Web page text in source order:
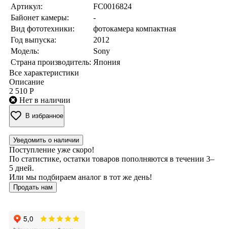
Артикул:
FC0016824
Байонет камеры:
-
Вид фототехники:
фотокамера компактная
Год выпуска:
2012
Модель:
Sony
Страна производитель: Япония
Все характеристики
Описание
2 510 Р
Нет в наличии
В избранное
Уведомить о наличии
Поступление уже скоро!
По статистике, остатки товаров пополняются в течении 3–
5 дней.
Или мы подбираем аналог в тот же день!
Продать нам